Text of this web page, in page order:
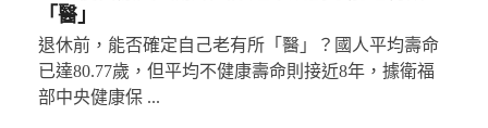
「醫」
退休前，能否確定自己老有所「醫」？國人平均壽命
已達80.77歲，但平均不健康壽命則接近8年，據衛福
部中央健康保 ...